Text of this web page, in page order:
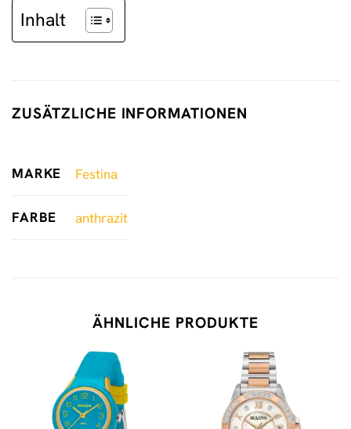
Inhalt
ZUSÄTZLICHE INFORMATIONEN
MARKE Festina
FARBE anthrazit
ÄHNLICHE PRODUKTE